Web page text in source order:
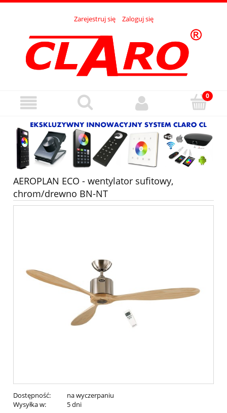
Zarejestruj się Zaloguj się
AEROPLAN ECO - wentylator sufitowy,
chrom/drewno BN-NT
Dostępność:
na wyczerpaniu
Wysyłka w:
5 dni